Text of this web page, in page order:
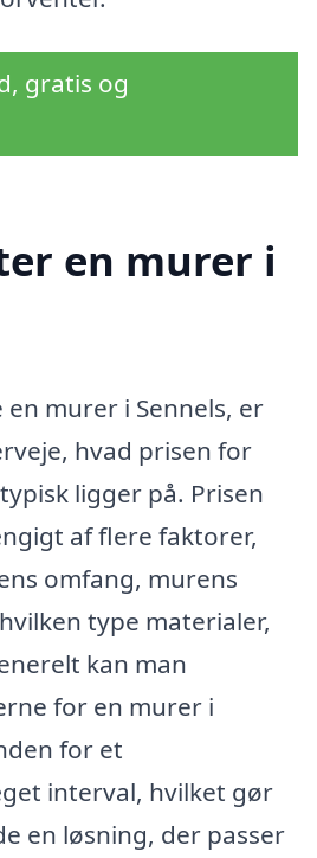
gratis og
en murer i
murer i Sennels, er
hvad prisen for
ligger på. Prisen
af flere faktorer,
omfang, murens
type materialer,
kan man
for en murer i
for et
interval, hvilket gør
en løsning, der passer